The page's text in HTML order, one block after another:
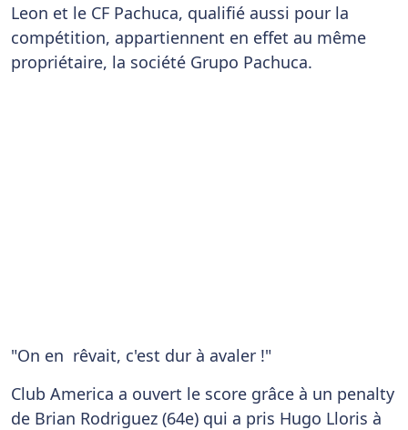
Leon et le CF Pachuca, qualifié aussi pour la
compétition, appartiennent en effet au même
propriétaire, la société Grupo Pachuca.
"On en rêvait, c'est dur à avaler !"
Club America a ouvert le score grâce à un penalty
de Brian Rodriguez (64e) qui a pris Hugo Lloris à